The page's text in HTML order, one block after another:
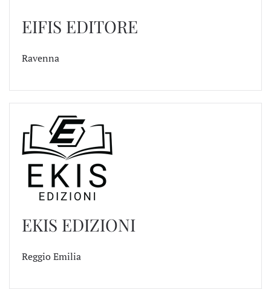
EIFIS EDITORE
Ravenna
EKIS EDIZIONI
Reggio Emilia